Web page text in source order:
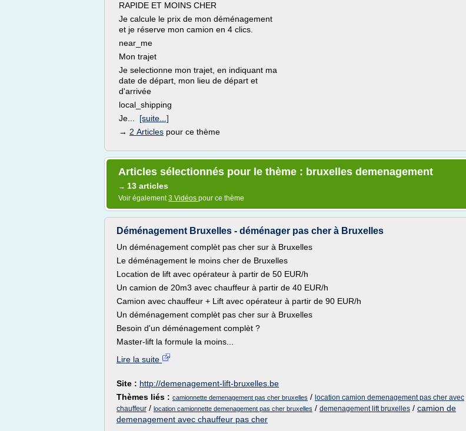
RAPIDE ET MOINS CHER
Je calcule le prix de mon déménagement
et je réserve mon camion en 4 clics.
near_me
Mon trajet
Je selectionne mon trajet, en indiquant ma
date de départ, mon lieu de départ et
d'arrivée
local_shipping
Je... [suite...]
→ 2 Articles pour ce thème
Articles sélectionnés pour le thème : bruxelles demenagement
→ 13 articles
Voir également3 Vidéos pour ce thème
Déménagement Bruxelles - déménager pas cher à Bruxelles
Un déménagement complèt pas cher sur à Bruxelles
Le déménagement le moins cher de Bruxelles
Location de lift avec opérateur à partir de 50 EUR/h
Un camion de 20m3 avec chauffeur à partir de 40 EUR/h
Camion avec chauffeur + Lift avec opérateur à partir de 90 EUR/h
Un déménagement complèt pas cher sur à Bruxelles
Besoin d'un déménagement complèt ?
Master-lift la formule la moins...
Lire la suite
Site : http://demenagement-lift-bruxelles.be
Thèmes liés : camionnette demenagement pas cher bruxelles / location camion demenagement pas cher avec
chauffeur / location camionnette demenagement pas cher bruxelles / demenagement lift bruxelles / camion de
demenagement avec chauffeur pas cher